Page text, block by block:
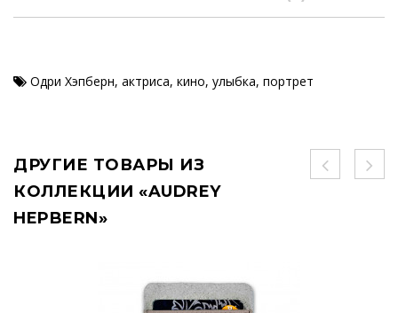
Одри Хэпберн, актриса, кино, улыбка, портрет
ДРУГИЕ ТОВАРЫ ИЗ
КОЛЛЕКЦИИ «AUDREY
HEPBERN»